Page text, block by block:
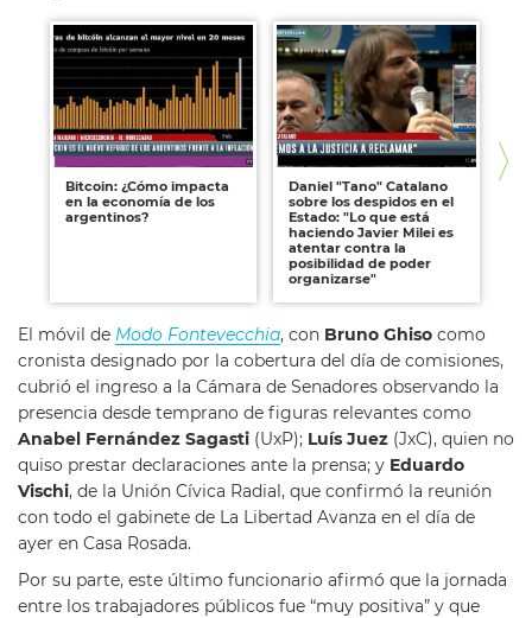
Bitcoin: ¿Cómo impacta
en la economía de los
argentinos?
Daniel "Tano" Catalano
sobre los despidos en el
Estado: "Lo que está
haciendo Javier Milei es
atentar contra la
posibilidad de poder
organizarse"
El móvil de Modo Fontevecchia, con Bruno Ghiso como
cronista designado por la cobertura del día de comisiones,
cubrió el ingreso a la Cámara de Senadores observando la
presencia desde temprano de figuras relevantes como
Anabel Fernández Sagasti (UxP); Luís Juez (JxC), quien no
quiso prestar declaraciones ante la prensa; y Eduardo
Vischi, de la Unión Cívica Radial, que confirmó la reunión
con todo el gabinete de La Libertad Avanza en el día de
ayer en Casa Rosada.
Por su parte, este último funcionario afirmó que la jornada
entre los trabajadores públicos fue “muy positiva” y que